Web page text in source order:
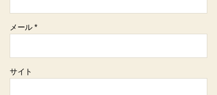
メール *
サイト